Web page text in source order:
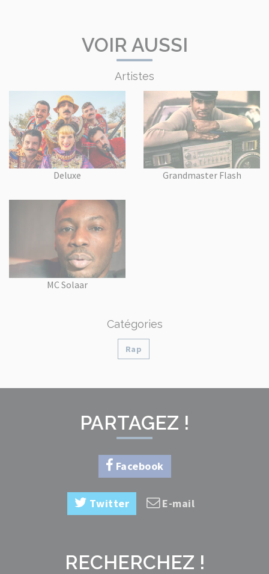
VOIR AUSSI
Artistes
Deluxe Grandmaster Flash
MC Solaar
Catégories
Rap
PARTAGEZ !
Facebook
Twitter E-mail
RECHERCHEZ !